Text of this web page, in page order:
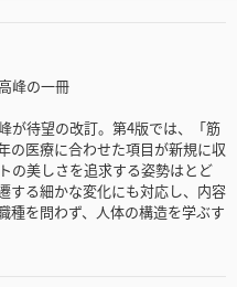
峰の一冊
が待望の改訂。第4版では、「筋
の医療に合わせた項目が新規に収
の美しさを追求する姿勢はとど
する細かな変化にも対応し、内容
種を問わず、人体の構造を学ぶす